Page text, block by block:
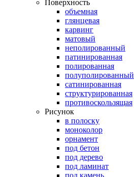
Поверхность
объемная
глянцевая
карвинг
матовый
неполированный
патинированная
полированная
полуполированный
сатинированная
структурированная
противоскользящая
Рисунок
в полоску
моноколор
орнамент
под бетон
под дерево
под ламинат
под камень